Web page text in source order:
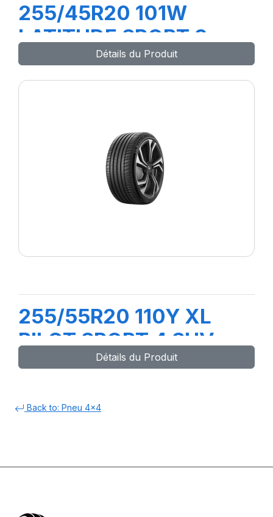
255/45R20 101W
LATITUDE SPORT 3
(AO)
Détails du Produit
255/55R20 110Y XL
PILOT SPORT 4 SUV
Détails du Produit
Back to: Pneu 4x4